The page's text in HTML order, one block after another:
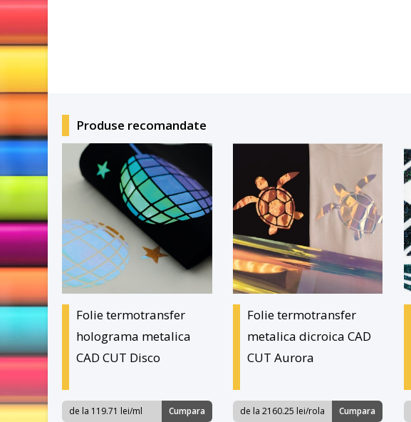
Produse recomandate
Folie termotransfer
holograma metalica
CAD CUT Disco
de la 119.71 lei/ml Cumpara
Folie termotransfer
metalica dicroica CAD
CUT Aurora
de la 2160.25 lei/rola Cumpara